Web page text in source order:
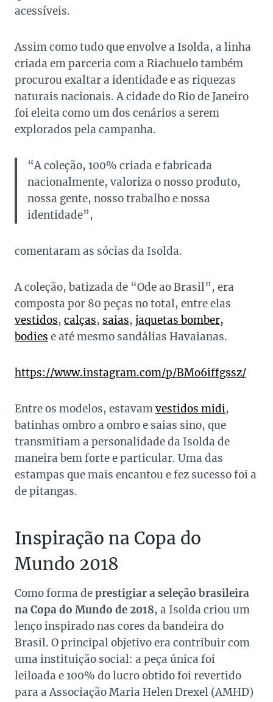
acessíveis.
Assim como tudo que envolve a Isolda, a linha
criada em parceria com a Riachuelo também
procurou exaltar a identidade e as riquezas
naturais nacionais. A cidade do Rio de Janeiro
foi eleita como um dos cenários a serem
explorados pela campanha.
“A coleção, 100% criada e fabricada
nacionalmente, valoriza o nosso produto,
nossa gente, nosso trabalho e nossa
identidade”,
comentaram as sócias da Isolda.
A coleção, batizada de “Ode ao Brasil”, era
composta por 80 peças no total, entre elas
vestidos, calças, saias, jaquetas bomber,
bodies e até mesmo sandálias Havaianas.
https://www.instagram.com/p/BMo6iffgssz/
Entre os modelos, estavamvestidos midi,
batinhas ombro a ombro e saias sino, que
transmitiam a personalidade da Isolda de
maneira bem forte e particular. Uma das
estampas que mais encantou e fez sucesso foi a
de pitangas.
Inspiração na Copa do
Mundo 2018
Como forma deprestigiar a seleção brasileira
na Copa do Mundo de 2018, a Isolda criou um
lenço inspirado nas cores da bandeira do
Brasil. O principal objetivo era contribuir com
uma instituição social: a peça única foi
leiloada e 100% do lucro obtido foi revertido
para aAssociação Maria Helen Drexel (AMHD)